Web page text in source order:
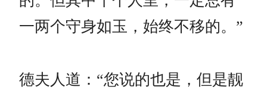
一两个守身如玉，始终不移的。”
德夫人道：“您说的也是，但是靓